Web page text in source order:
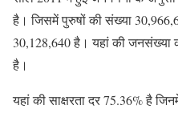
है। जिसमें पुरुषों की संख्या
30,128,640 है। यहां की जनसंख्या
है।
यहां की साक्षरता दर 75.36% है